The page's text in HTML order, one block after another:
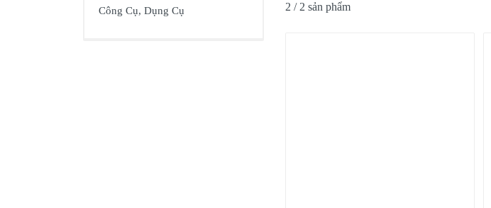
Công Cụ, Dụng Cụ 2 / 2 sản phẩm